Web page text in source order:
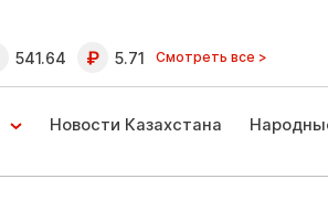
541.64 5.71 Смотреть все >
Новости Казахстана